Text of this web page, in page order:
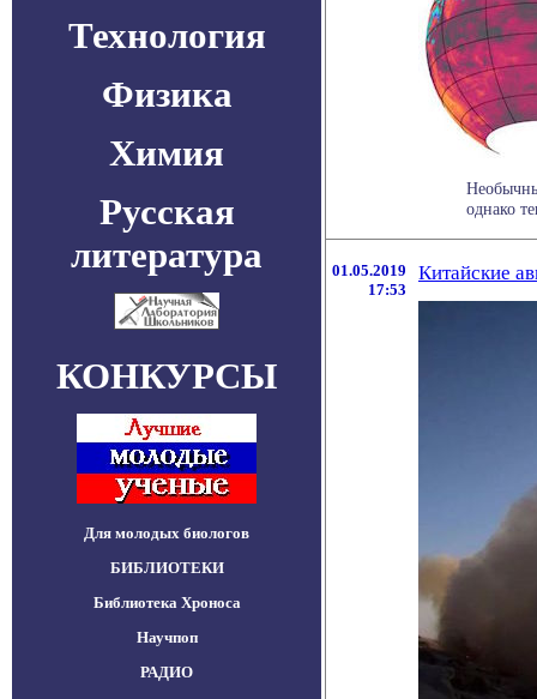
Технология
Физика
Химия
Русская
литература
КОНКУРСЫ
Для молодых биологов
БИБЛИОТЕКИ
Библиотека Хроноса
Научпоп
РАДИО
однако
01.05.2019
17:53
Китайские